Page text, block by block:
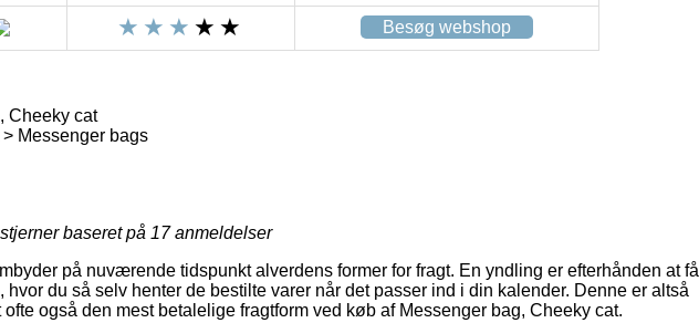
Besøg webshop
Cheeky cat
Messenger bags
baseret på 17anmeldelser
på nuværende tidspunkt alverdens former for fragt. En yndling er efterhånden at få
hvor du så selv henter de bestilte varer når det passer ind i din kalender. Denne er altså
også den mest betalelige fragtform ved køb af Messenger bag, Cheeky cat.